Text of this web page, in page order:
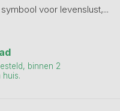
voor levenslust,...
binnen 2
huis.